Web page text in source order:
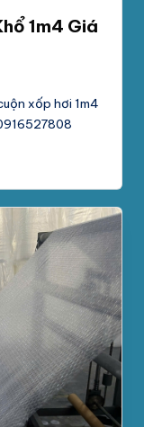
1m4 Giá
xốp hơi 1m4